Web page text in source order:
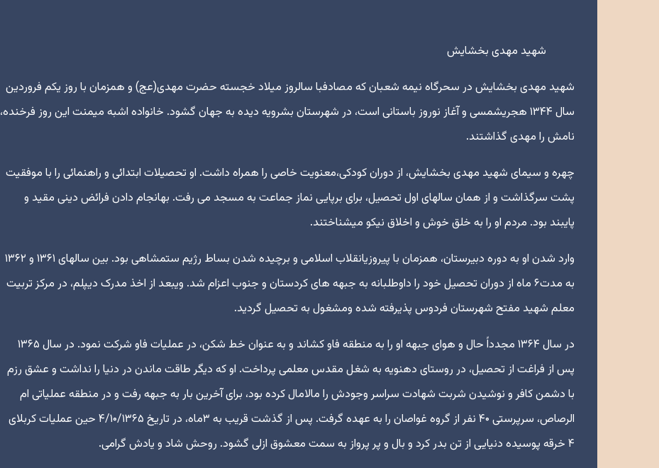
شهید مهدی بخشایش
شهید مهدی بخشایش در سحرگاه نیمه شعبان که مصادفبا سالروز میلاد خجسته حضرت مهدی(عج) و همزمان با روز یکم فروردین
سال ۱۳۴۴ هجریشمسی و آغاز نوروز باستانی است، در شهرستان بشرویه دیده به جهان گشود. خانواده اشبه میمنت این روز فرخنده،
نامش را مهدی گذاشتند.
چهره و سیمای شهید مهدی بخشایش، از دوران کودکی،معنویت خاصی را همراه داشت. او تحصیلات ابتدائی و راهنمائی را با موفقیت
پشت سرگذاشت و از همان سالهای اول تحصیل، برای برپایی نماز جماعت به مسجد می رفت. بهانجام دادن فرائض دینی مقید و
پایبند بود. مردم او را به خلق خوش و اخلاق نیکو میشناختند.
وارد شدن او به دوره دبیرستان، همزمان با پیروزیانقلاب اسلامی و برچیده شدن بساط رژیم ستمشاهی بود. بین سالهای ۱۳۶۱ و ۱۳۶۲
به مدت۶ ماه از دوران تحصیل خود را داوطلبانه به جبهه های کردستان و جنوب اعزام شد. ویبعد از اخذ مدرک دیپلم، در مرکز تربیت
معلم شهید مفتح شهرستان فردوس پذیرفته شده ومشغول به تحصیل گردید.
در سال ۱۳۶۴ مجدداً حال و هوای جبهه او را به منطقه فاو کشاند و به عنوان خط شکن، در عملیات فاو شرکت نمود. در سال ۱۳۶۵
پس از فراغت از تحصیل، در روستای دهنویه به شغل مقدس معلمی پرداخت. او که دیگر طاقت ماندن در دنیا را نداشت و عشق رزم
با دشمن کافر و نوشیدن شربت شهادت سراسر وجودش را مالامال کرده بود، برای آخرین بار به جبهه رفت و در منطقه عملیاتی ام
الرصاص، سرپرستی ۴۰ نفر از گروه غواصان را به عهده گرفت. پس از گذشت قریب به ۳ماه، در تاریخ ۴/۱۰/۱۳۶۵ حین عملیات کربلای
۴ خرقه پوسیده دنیایی از تن بدر کرد و بال و پر پرواز به سمت معشوق ازلی گشود. روحش شاد و یادش گرامی.